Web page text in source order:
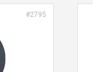
#2795